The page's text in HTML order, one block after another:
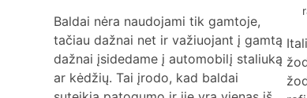
Baldai nėra naudojami tik gamtoje,
tačiau dažnai net ir važiuojant į gamtą
dažnai įsidedame į automobilį staliuką
ar kėdžių. Tai įrodo, kad baldai